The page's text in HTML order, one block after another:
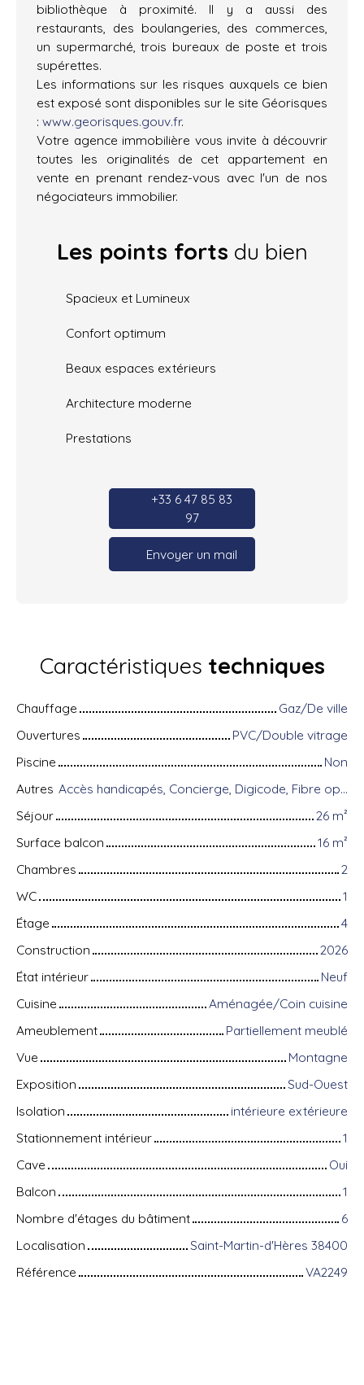
bibliothèque à proximité. Il y a aussi des
restaurants, des boulangeries, des commerces,
un supermarché, trois bureaux de poste et trois
supérettes.
Les informations sur les risques auxquels ce bien
est exposé sont disponibles sur le site Géorisques
: www.georisques.gouv.fr.
Votre agence immobilière vous invite à découvrir
toutes les originalités de cet appartement en
vente en prenant rendez-vous avec l'un de nos
négociateurs immobilier.
Les points forts du bien
Spacieux et Lumineux
Confort optimum
Beaux espaces extérieurs
Architecture moderne
Prestations
+33 6 47 85 83
97
Envoyer un mail
Caractéristiques techniques
Chauffage
Gaz/De ville
Ouvertures
PVC/Double vitrage
Piscine
Non
Autres
Accès handicapés, Concierge, Digicode, Fibre optique, Interphone, Local à vélo, Visiophone, Volets électriques
Séjour
26 m²
Surface balcon
16 m²
Chambres
2
WC
1
Étage
4
Construction
2026
État intérieur
Neuf
Cuisine
Aménagée/Coin cuisine
Ameublement
Partiellement meublé
Vue
Montagne
Exposition
Sud-Ouest
Isolation
intérieure extérieure
Stationnement intérieur
1
Cave
Oui
Balcon
1
Nombre d'étages du bâtiment
6
Localisation
Saint-Martin-d'Hères 38400
Référence
VA2249